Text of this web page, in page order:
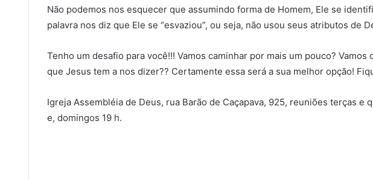
Não podemos nos esquecer que assumindo forma de Homem, Ele se
palavra nos diz que Ele se “esvaziou”, ou seja, não usou seus atributos de
Tenho um desafio para você!!! Vamos caminhar por mais um pouco? Vamos
que Jesus tem a nos dizer?? Certamente essa será a sua melhor opção!
Igreja Assembléia de Deus, rua Barão de Caçapava, 925, reuniões terças e
e, domingos 19 h.